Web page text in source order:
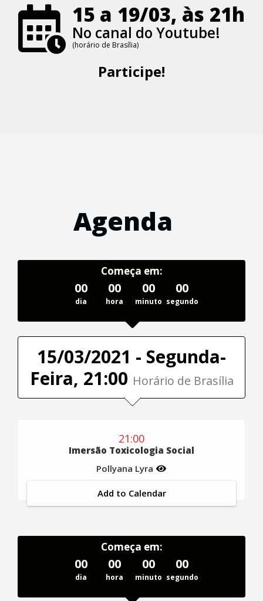
15 a 19/03, às 21h
No canal do Youtube!
(horário de Brasília)
Participe!
Agenda
Começa em:
00
dia
00
hora
00
minuto
00
segundo
15/03/2021 - Segunda-
Feira, 21:00 Horário de Brasília
21:00
Imersão Toxicologia Social
Pollyana Lyra
Add to Calendar
Começa em:
00
dia
00
hora
00
minuto
00
segundo